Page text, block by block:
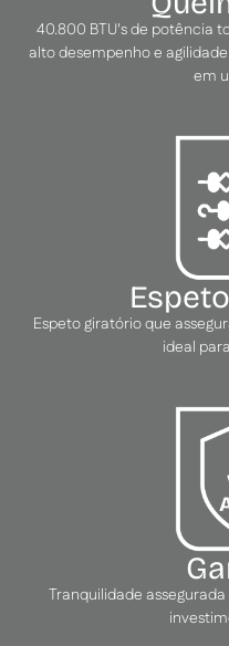
40.800 BTU's de potência
alto desempenho e
em
Espeto giratório que
ideal
Tranquilidade